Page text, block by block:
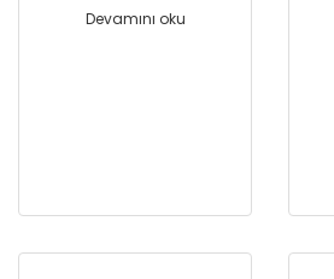
Devamını oku